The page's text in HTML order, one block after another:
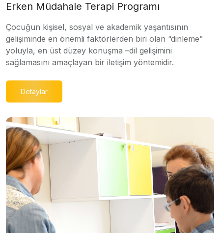
Erken Müdahale Terapi Programı
Çocuğun kişisel, sosyal ve akademik yaşantısının
gelişiminde en önemli faktörlerden biri olan “dinleme”
yoluyla, en üst düzey konuşma –dil gelişimini
sağlamasını amaçlayan bir iletişim yöntemidir.
Detaylar